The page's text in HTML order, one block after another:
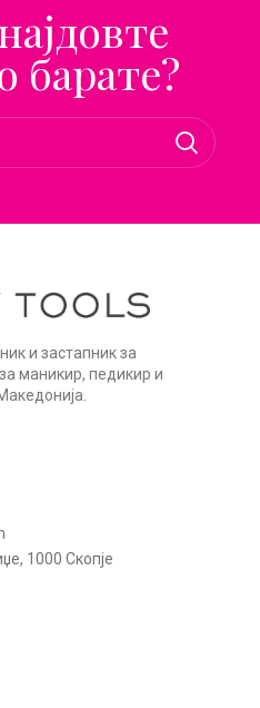
барате?
и застапник за
маникир, педикир и
1000 Скопје